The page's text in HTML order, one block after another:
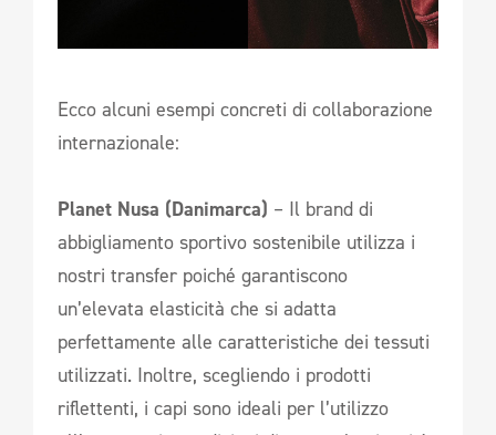
Ecco alcuni esempi concreti di collaborazione
internazionale:
Planet Nusa (Danimarca) – Il brand di
abbigliamento sportivo sostenibile utilizza i
nostri transfer poiché garantiscono
un’elevata elasticità che si adatta
perfettamente alle caratteristiche dei tessuti
utilizzati. Inoltre, scegliendo i prodotti
riflettenti, i capi sono ideali per l’utilizzo